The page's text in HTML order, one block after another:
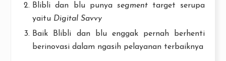
Blibli dan blu punya segmenttarget serupa
yaitu Digital Savvy
Baik Blibli dan blu enggak pernah berhenti
berinovasi dalam ngasih pelayanan terbaiknya